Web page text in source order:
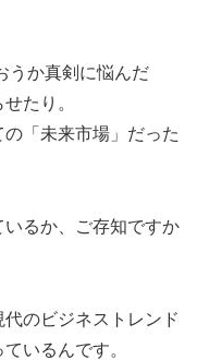
うか真剣に悩んだ
たり。
「未来市場」だった
るか、ご存知ですか
のビジネストレンド
いるんです。